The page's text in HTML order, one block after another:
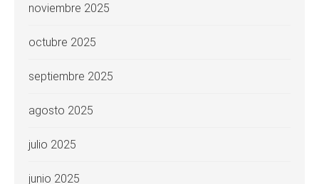
noviembre 2025
octubre 2025
septiembre 2025
agosto 2025
julio 2025
junio 2025